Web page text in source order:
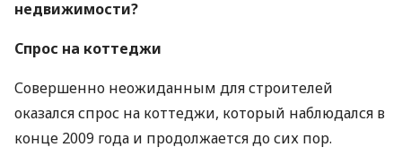
недвижимости?
Спрос на коттеджи
Совершенно неожиданным для строителей
оказался спрос на коттеджи, который наблюдался в
конце 2009 года и продолжается до сих пор.